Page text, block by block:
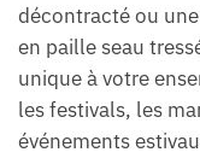
décontracté ou
en paille seau
unique à votre
les festivals, les
événements